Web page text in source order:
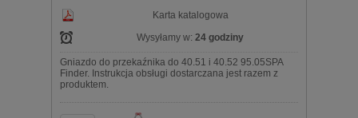
Karta katalogowa
Wysyłamy w: 24 godziny
Gniazdo do przekaźnika do 40.51 i 40.52 95.05SPA
Finder. Instrukcja obsługi dostarczana jest razem z
produktem.